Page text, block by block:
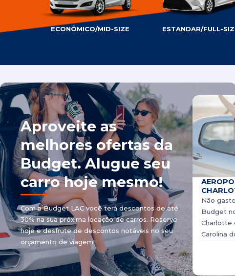
ECONÔMICO/MID-SIZE ESTANDAR/FULL-
Aproveite as
melhores ofertas da
Budget. Alugue seu
carro hoje mesmo!
Com a Budget LAC você terá descontos de até
30% na sua próxima locação de carros. Reserve
hoje e desfrute de descontos notáveis ​​no seu
orçamento de viagem!
Não
Budget
Charlotte
Carolina